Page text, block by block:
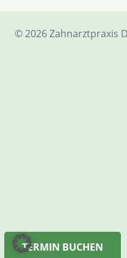
TERMIN BUCHEN
©2026 Zahnarztpraxis